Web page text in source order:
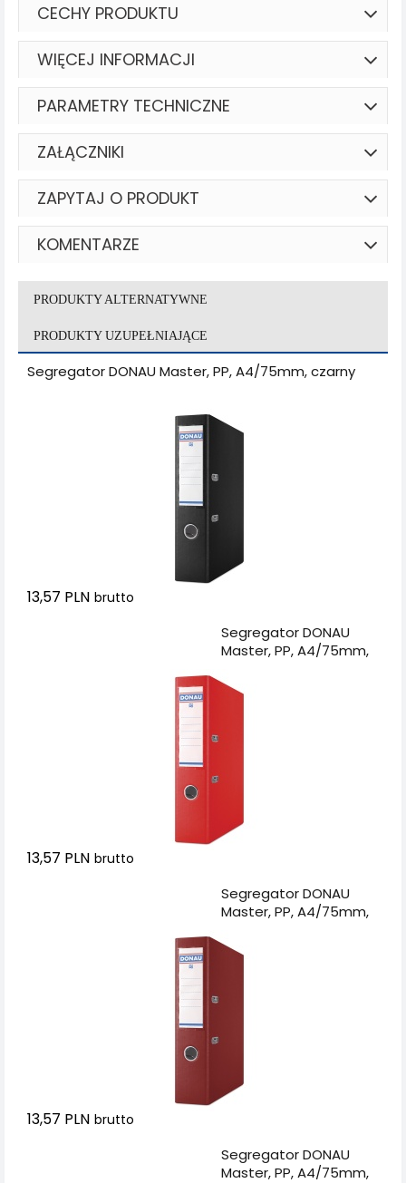
CECHY PRODUKTU
WIĘCEJ INFORMACJI
PARAMETRY TECHNICZNE
ZAŁĄCZNIKI
ZAPYTAJ O PRODUKT
KOMENTARZE
PRODUKTY ALTERNATYWNE
PRODUKTY UZUPEŁNIAJĄCE
Segregator DONAU Master, PP, A4/75mm, czarny
13,57 PLN brutto
Segregator DONAU
Master, PP, A4/75mm,
13,57 PLN brutto
Segregator DONAU
Master, PP, A4/75mm,
13,57 PLN brutto
Segregator DONAU
Master, PP, A4/75mm,